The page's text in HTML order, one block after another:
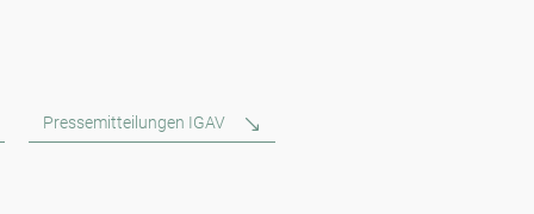
Pressemitteilungen IGAV